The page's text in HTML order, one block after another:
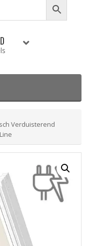
Verduisterend